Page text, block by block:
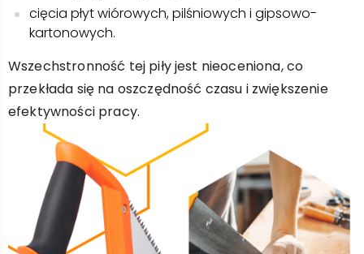
cięcia płyt wiórowych, pilśniowych i gipsowo-
kartonowych.
Wszechstronność tej piły jest nieoceniona, co
przekłada się na oszczędność czasu i zwiększenie
efektywności pracy.